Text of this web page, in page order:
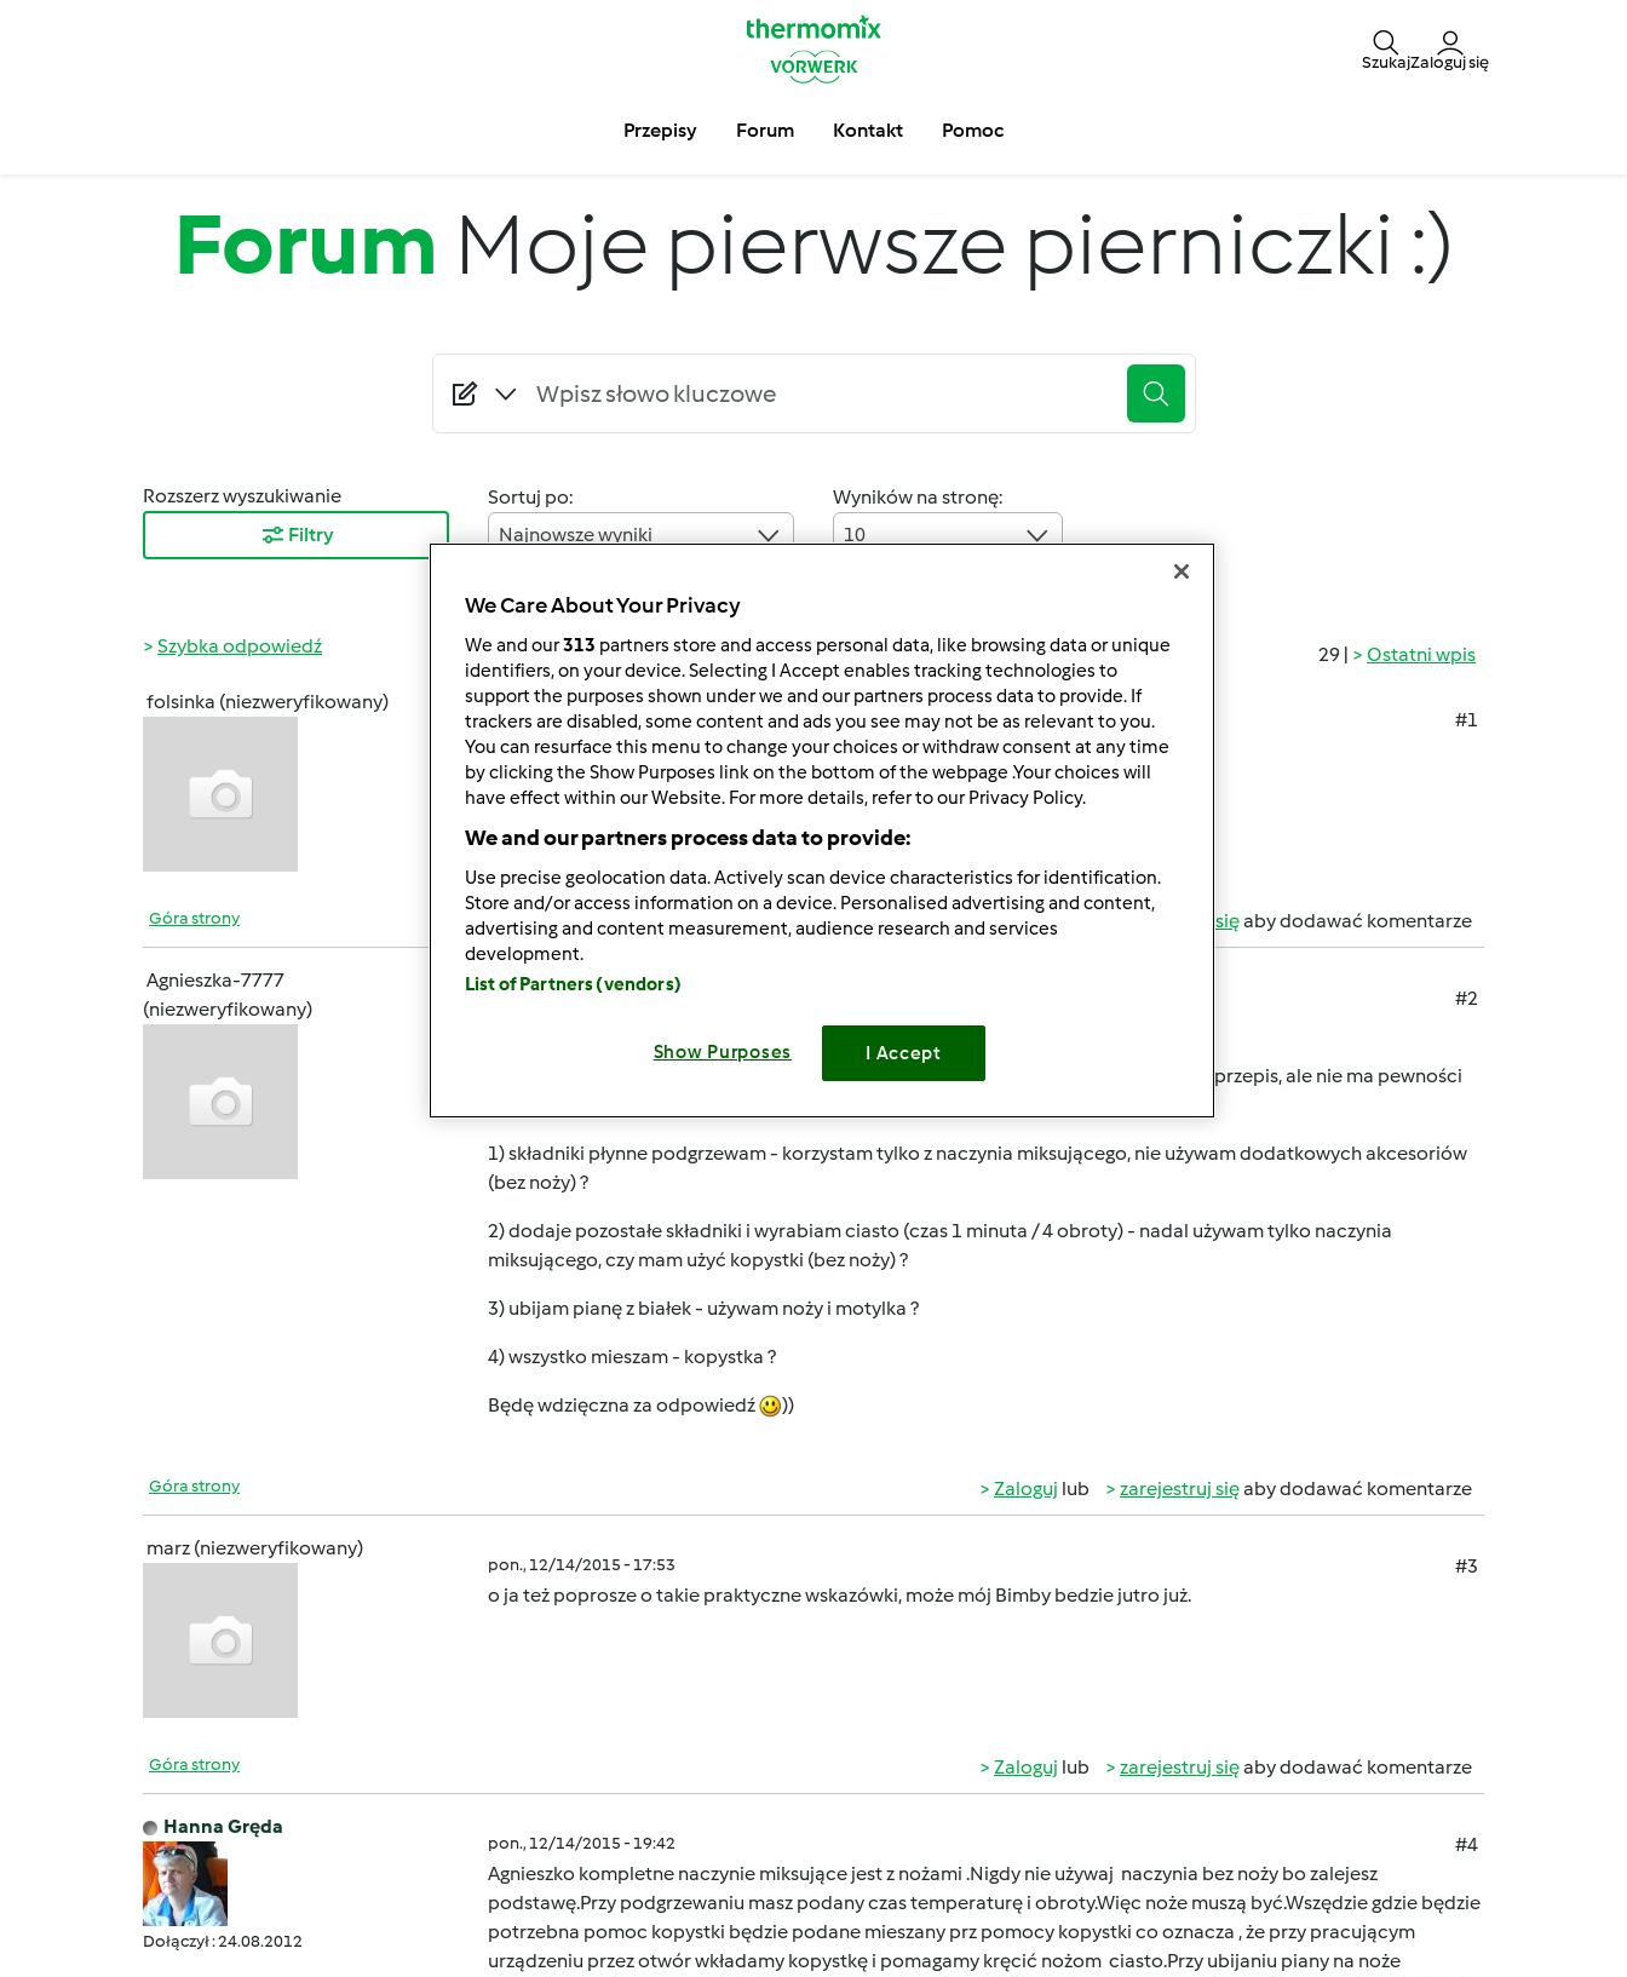
SzukajZaloguj się
Przepisy Forum Kontakt Pomoc
Forum Moje pierwsze pierniczki :)
Rozszerz wyszukiwanie
Filtry
Sortuj po:
Najnowsze wyniki
Wyników na stronę:
10
29 | Ostatni wpis
Szybka odpowiedź
folsinka (niezweryfikowany)
śr., 03/11/2020 - 11:24
#1
ja dzisiaj robie podejscie do bułek, mam nadzieje ze wyjdą
-------------------
Folisin
Góra strony Zaloguj zarejestruj sięaby dodawać komentarze
Agnieszka-7777
(niezweryfikowany)
pon., 12/14/2015 - 17:19
#2
Chciałam przygotować pierwszą "potrawę" z Thermomixa - pierniczki
Znalazłam przepis, ale nie ma pewności
1) składniki płynne podgrzewam - korzystam tylko z naczynia miksującego, nie używam dodatkowych akcesoriów
(bez noży) ?
2) dodaje pozostałe składniki i wyrabiam ciasto (czas 1 minuta / 4 obroty) - nadal używam tylko naczynia
miksującego, czy mam użyć kopystki (bez noży) ?
3) ubijam pianę z białek - używam noży i motylka ?
4) wszystko mieszam - kopystka ?
Będę wdzięczna za odpowiedź ))
Góra strony Zaloguj lub zarejestruj sięaby dodawać komentarze
marz (niezweryfikowany)
pon., 12/14/2015 - 17:53
#3
o ja też poprosze o takie praktyczne wskazówki, może mój Bimby bedzie jutro już.
Góra strony Zaloguj lub zarejestruj sięaby dodawać komentarze
Hanna Gręda
Dołączył : 24.08.2012
pon., 12/14/2015 - 19:42
#4
Agnieszko kompletne naczynie miksujące jest z nożami .Nigdy nie używaj naczynia bez noży bo zalejesz
podstawę.Przy podgrzewaniu masz podany czas temperaturę i obroty.Więc noże muszą być.Wszędzie gdzie będzie
potrzebna pomoc kopystki będzie podane mieszany prz pomocy kopystki co oznacza , że przy pracującym
urządzeniu przez otwór wkładamy kopystkę i pomagamy kręcić nożom ciasto.Przy ubijaniu piany na noże
We Care About Your Privacy
We and our313 partners store and access personal data, like browsing data or unique
identifiers, on your device. Selecting I Accept enables tracking technologies to
support the purposes shown under we and our partners process data to provide. If
trackers are disabled, some content and ads you see may not be as relevant to you.
You can resurface this menu to change your choices or withdraw consent at any time
by clicking the Show Purposes link on the bottom of the webpage .Your choices will
have effect within our Website. For more details, refer to our Privacy Policy.
We and our partners process data to provide:
Use precise geolocation data. Actively scan device characteristics for identification.
Store and/or access information on a device. Personalised advertising and content,
advertising and content measurement, audience research and services
development.
List of Partners (vendors)
Show Purposes I Accept